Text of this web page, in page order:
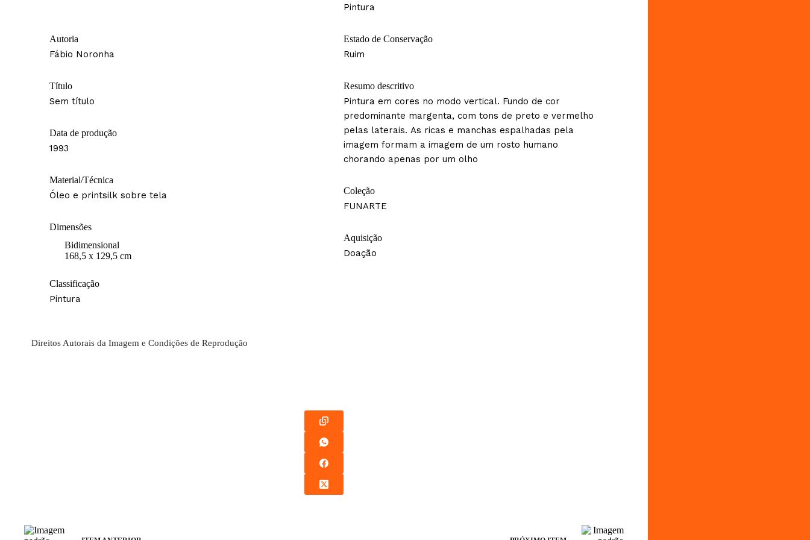
Autoria
Fábio Noronha
Título
Sem título
Data de produção
1993
Material/Técnica
Óleo e printsilk sobre tela
Dimensões
Bidimensional
168,5 x 129,5 cm
Classificação
Pintura
Pintura
Estado de Conservação
Ruim
Resumo descritivo
Pintura em cores no modo vertical. Fundo de cor
predominante margenta, com tons de preto e vermelho
pelas laterais. As ricas e manchas espalhadas pela
imagem formam a imagem de um rosto humano
chorando apenas por um olho
Coleção
FUNARTE
Aquisição
Doação
Direitos Autorais da Imagem e Condições de Reprodução